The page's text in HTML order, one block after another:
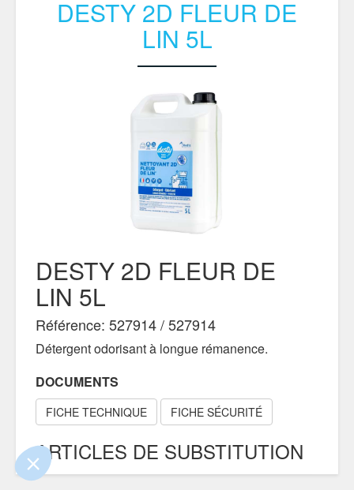
de ce site vous intéresse
par
DESTY 2D FLEUR DE
LIN 5L
DESTY 2D FLEUR DE
LIN 5L
Référence: 527914 / 527914
Détergent odorisant à longue rémanence.
DOCUMENTS
FICHE TECHNIQUE FICHE SÉCURITÉ
ARTICLES DE SUBSTITUTION